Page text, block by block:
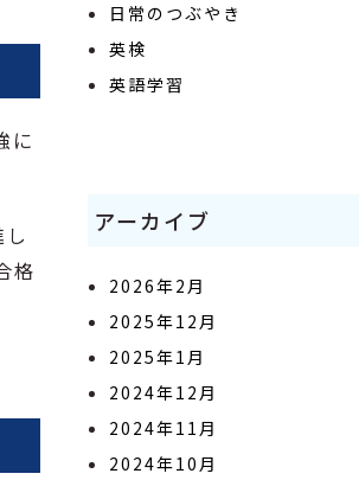
に
格
日常のつぶやき
英検
英語学習
アーカイブ
2026年2月
2025年12月
2025年1月
2024年12月
2024年11月
2024年10月